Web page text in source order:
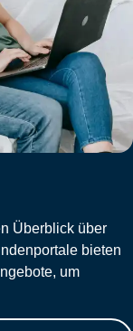
Überblick über
bieten
um